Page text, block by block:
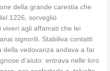
della grande carestia che
1226, sorvegliò
agli affamati che lei
signorili. Stabiliva contatti
della vedovanza andava a far
d’aiuto: entrava nelle loro